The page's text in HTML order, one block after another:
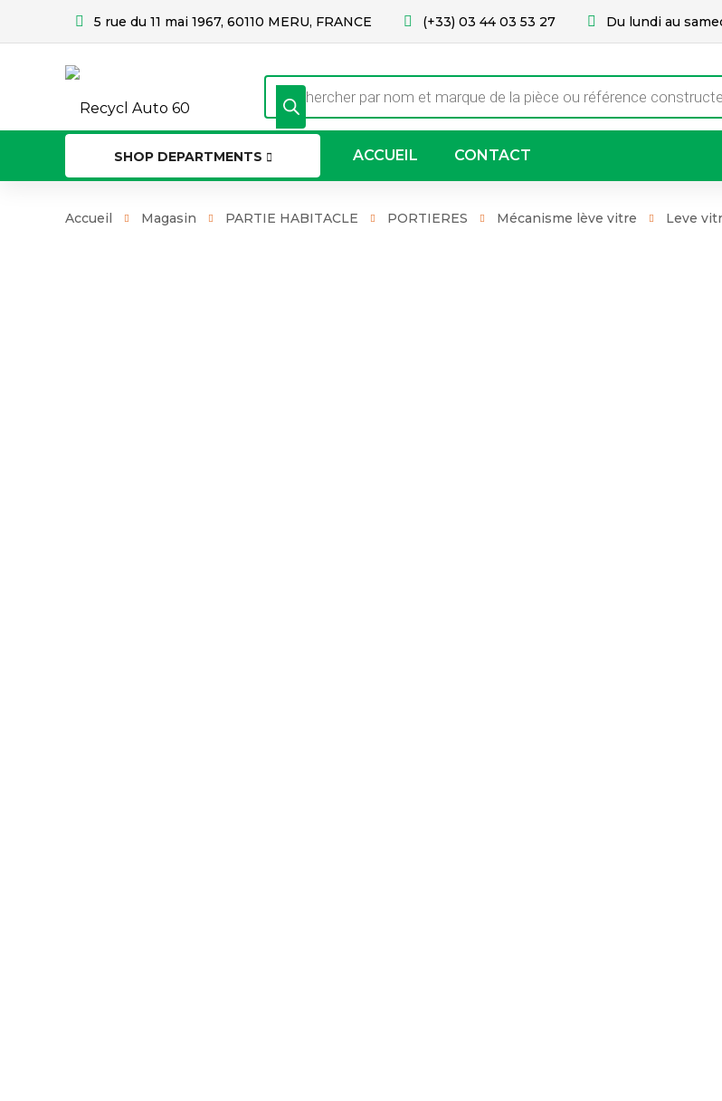
5 rue du 11 mai 1967, 60110 MERU, FRANCE (+33) 03 44 03 53 27 Du lundi au
Recherche
de
produits
SHOP DEPARTMENTS ACCUEIL CONTACT
Accueil Magasin PARTIE HABITACLE PORTIERES Mécanisme lève vitre Leve